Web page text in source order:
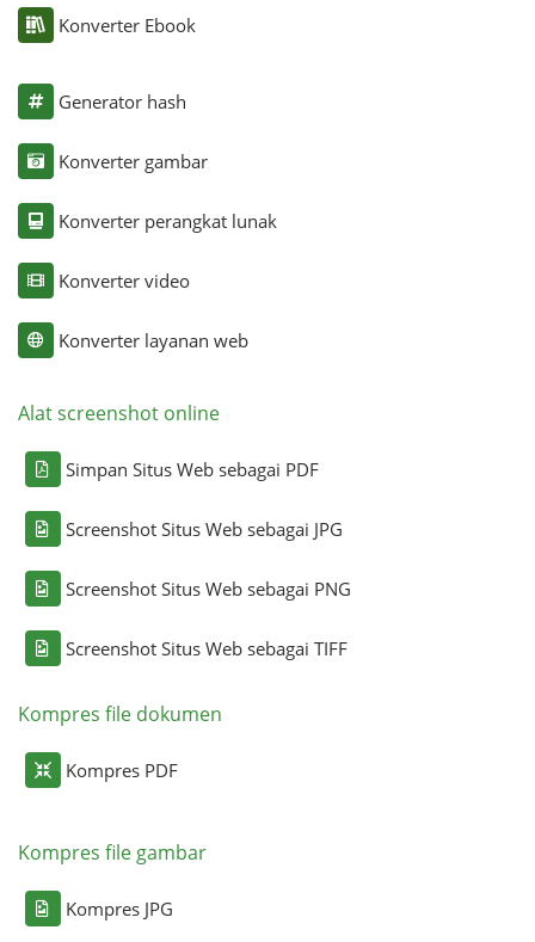
Konverter Ebook
Generator hash
Konverter gambar
Konverter perangkat lunak
Konverter video
Konverter layanan web
Alat screenshot online
Simpan Situs Web sebagai PDF
Screenshot Situs Web sebagai JPG
Screenshot Situs Web sebagai PNG
Screenshot Situs Web sebagai TIFF
Kompres file dokumen
Kompres PDF
Kompres file gambar
Kompres JPG